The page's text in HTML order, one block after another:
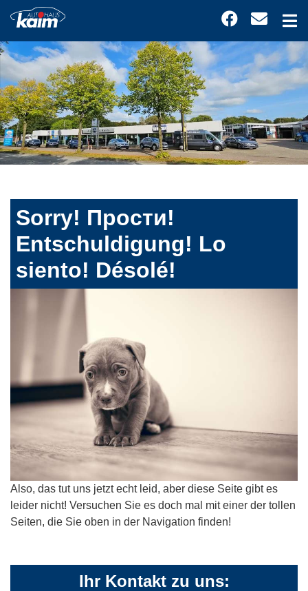
Sorry! Прости!
Entschuldigung! Lo
siento! Désolé!
Also, das tut uns jetzt echt leid, aber diese Seite gibt es
leider nicht! Versuchen Sie es doch mal mit einer der tollen
Seiten, die Sie oben in der Navigation finden!
Ihr Kontakt zu uns: